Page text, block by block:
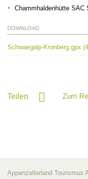
Chammhaldenhütte SAC
DOWNLOAD
Schwaegalp-Kronberg.gpx
Teilen Zum
Appenzellerland Tourismus